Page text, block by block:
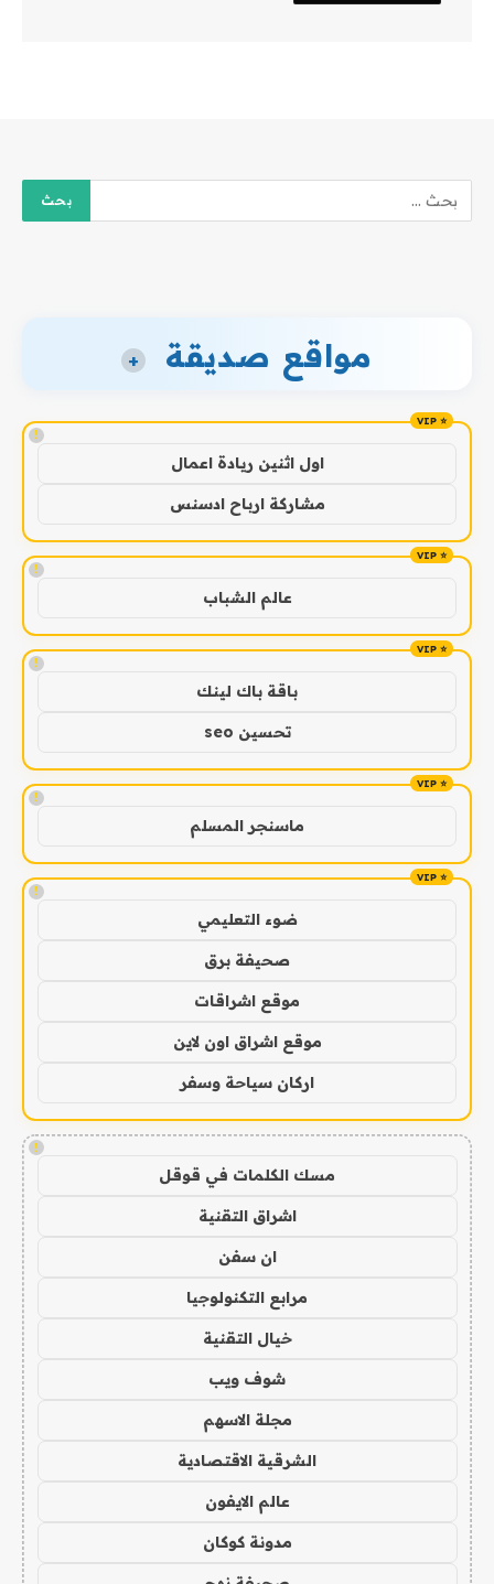
مواقع صديقة +
!
اول اثنين ريادة اعمال
مشاركة ارباح ادسنس
!
عالم الشباب
!
باقة باك لينك
تحسين seo
!
ماسنجر المسلم
!
ضوء التعليمي
صحيفة برق
موقع اشراقات
موقع اشراق اون لاين
اركان سياحة وسفر
!
مسك الكلمات في قوقل
اشراق التقنية
ان سفن
مرابع التكنولوجيا
خيال التقنية
شوف ويب
مجلة الاسهم
الشرقية الاقتصادية
عالم الايفون
مدونة كوكان